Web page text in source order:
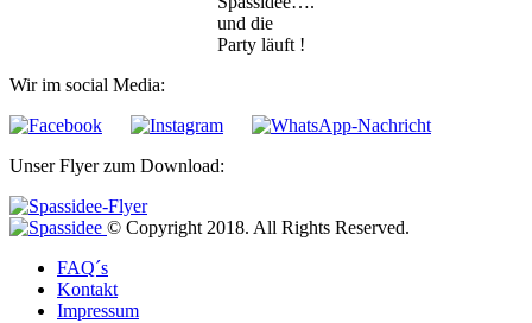
und die
Party läuft !
Wir im social Media:
Unser Flyer zum Download:
© Copyright 2018. All Rights Reserved.
FAQ´s
Kontakt
Impressum